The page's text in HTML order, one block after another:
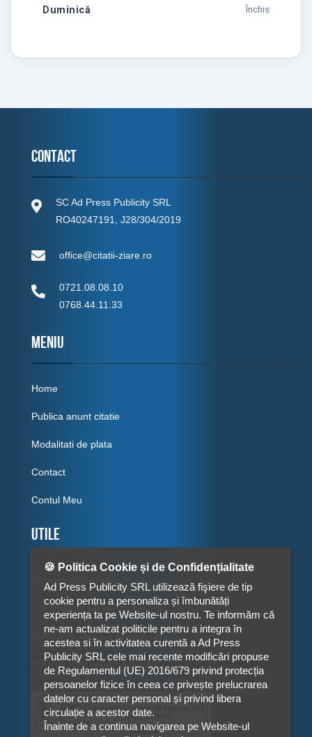
Duminică Închis
Contact
SC Ad Press Publicity SRL
RO40247191, J28/304/2019
office@citatii-ziare.ro
0721.08.08.10
0768.44.11.33
MENIU
Home
Publica anunt citatie
Modalitati de plata
Contact
Contul Meu
Utile
Prelucrarea datelor cu caracter personal
Politica de utilizare Cookie-uri
Solutionarea Online a litigiilor
🍪 Politica Cookie și de Confidențialitate
Ad Press Publicity SRL utilizează fişiere de tip
cookie pentru a personaliza și îmbunătăți
experiența ta pe Website-ul nostru. Te informăm că
ne-am actualizat politicile pentru a integra în
acestea si în activitatea curentă a Ad Press
Publicity SRL cele mai recente modificări propuse
de Regulamentul (UE) 2016/679 privind protecția
persoanelor fizice în ceea ce privește prelucrarea
datelor cu caracter personal și privind libera
circulație a acestor date.
Înainte de a continua navigarea pe Website-ul